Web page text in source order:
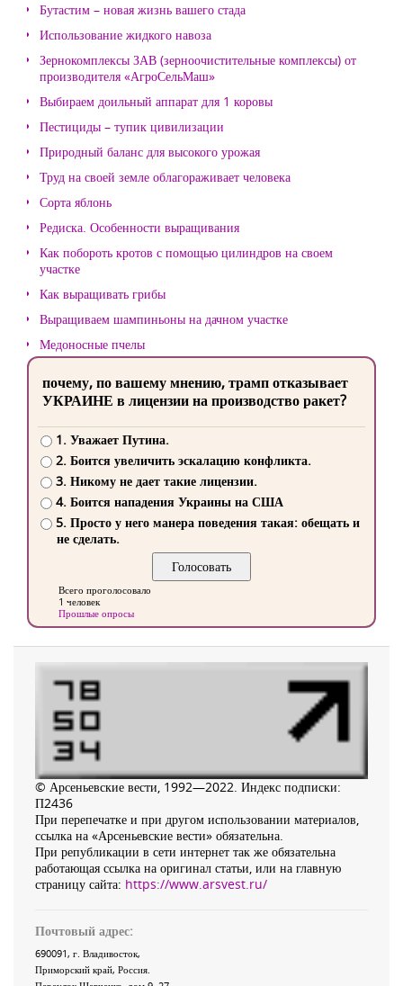
Бутастим – новая жизнь вашего стада
Использование жидкого навоза
Зернокомплексы ЗАВ (зерноочистительные комплексы) от
производителя «АгроСельМаш»
Выбираем доильный аппарат для 1 коровы
Пестициды – тупик цивилизации
Природный баланс для высокого урожая
Труд на своей земле облагораживает человека
Сорта яблонь
Редиска. Особенности выращивания
Как побороть кротов с помощью цилиндров на своем
участке
Как выращивать грибы
Выращиваем шампиньоны на дачном участке
Медоносные пчелы
почему, по вашему мнению, трамп отказывает
УКРАИНЕ в лицензии на производство ракет?
1. Уважает Путина.
2. Боится увеличить эскалацию конфликта.
3. Никому не дает такие лицензии.
4. Боится нападения Украины на США
5. Просто у него манера поведения такая: обещать и
не сделать.
Всего проголосовало
1 человек
Прошлые опросы
© Арсеньевские вести, 1992—2022. Индекс подписки:
П2436
При перепечатке и при другом использовании материалов,
ссылка на «Арсеньевские вести» обязательна.
При републикации в сети интернет так же обязательна
работающая ссылка на оригинал статьи, или на главную
страницу сайта: https://www.arsvest.ru/
Почтовый адрес:
690091, г. Владивосток,
Приморский край, Россия.